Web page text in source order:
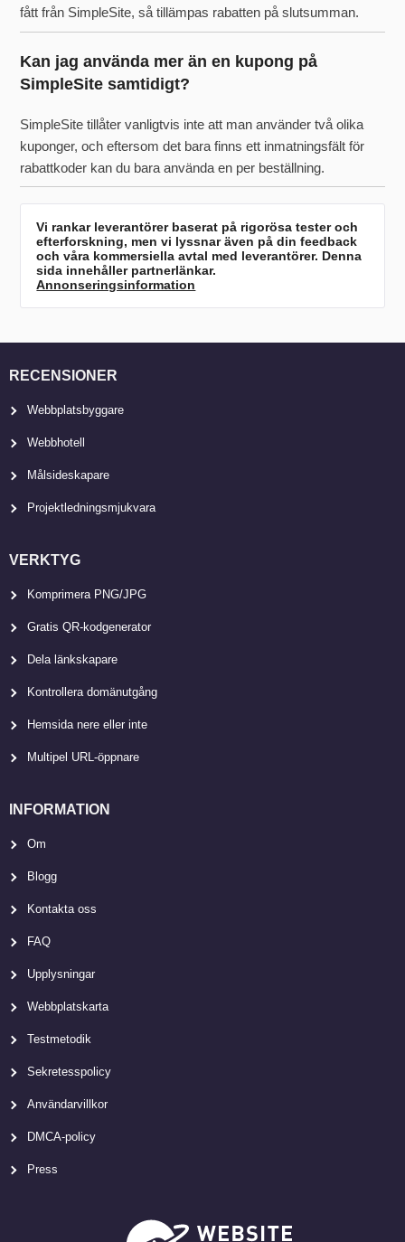
fått från SimpleSite, så tillämpas rabatten på slutsumman.
Kan jag använda mer än en kupong på
SimpleSite samtidigt?
SimpleSite tillåter vanligtvis inte att man använder två olika
kuponger, och eftersom det bara finns ett inmatningsfält för
rabattkoder kan du bara använda en per beställning.
Vi rankar leverantörer baserat på rigorösa tester och
efterforskning, men vi lyssnar även på din feedback
och våra kommersiella avtal med leverantörer. Denna
sida innehåller partnerlänkar.
Annonseringsinformation
RECENSIONER
Webbplatsbyggare
Webbhotell
Målsideskapare
Projektledningsmjukvara
VERKTYG
Komprimera PNG/JPG
Gratis QR-kodgenerator
Dela länkskapare
Kontrollera domänutgång
Hemsida nere eller inte
Multipel URL-öppnare
INFORMATION
Om
Blogg
Kontakta oss
FAQ
Upplysningar
Webbplatskarta
Testmetodik
Sekretesspolicy
Användarvillkor
DMCA-policy
Press